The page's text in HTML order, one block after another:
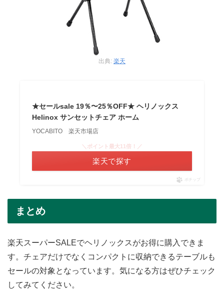
出典: 楽天
★セールsale 19％〜25％OFF★ ヘリノックス
Helinox サンセットチェア ホーム
YOCABITO 楽天市場店
＼ポイント最大11倍！／
楽天で探す
ポチップ
まとめ
楽天スーパーSALEでヘリノックスがお得に購入できま
す。チェアだけでなくコンパクトに収納できるテーブルも
セールの対象となっています。気になる方はぜひチェック
してみてください。